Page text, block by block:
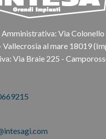
Amministrativa: Via
Vallecrosia al mare 18019
Via Braie 225 -